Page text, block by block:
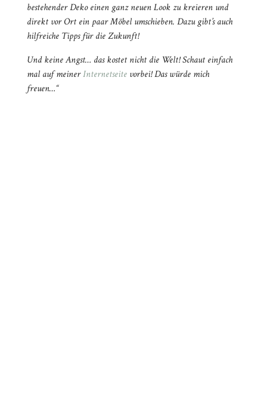
bestehender Deko einen ganz neuen Look zu kreieren und
direkt vor Ort ein paar Möbel umschieben. Dazu gibt’s auch
hilfreiche Tipps für die Zukunft!
Und keine Angst… das kostet nicht die Welt! Schaut einfach
mal auf meinerInternetseitevorbei! Das würde mich
freuen…“